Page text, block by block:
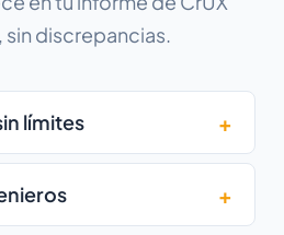
sin discrepancias.
límites